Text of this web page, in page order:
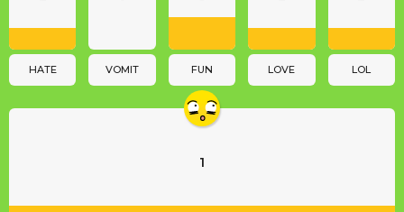
i
o
HATE VOMIT FUN LOVE LOL
1